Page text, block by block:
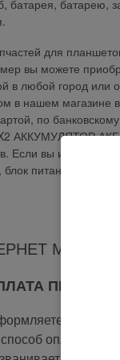
батарея, батарею,
для
вы можете
в любой город или
нашем магазине в
по
X2 АККУМУЛЯТОР
вы ищите где
питания или
ПРИ
заказ на
оплаты -